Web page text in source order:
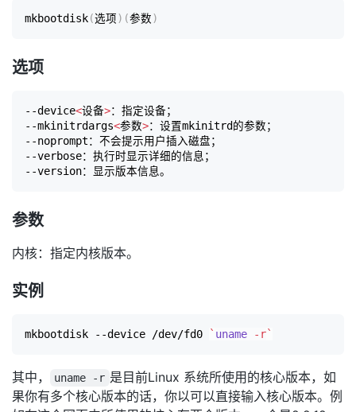
mkbootdisk(选项) (参数)
选项
--device<设备>：指定设备；
--mkinitrdargs<参数>：设置mkinitrd的参数；
--noprompt：不会提示用户插入磁盘；
--verbose：执行时显示详细的信息；
参数
内核：指定内核版本。
实例
mkbootdisk --device /dev/fd0 ` uname -r`
其中， uname -r 是目前Linux 系统所使用的核心版本，如
果你有多个核心版本的话，你以可以直接输入核心版本。例